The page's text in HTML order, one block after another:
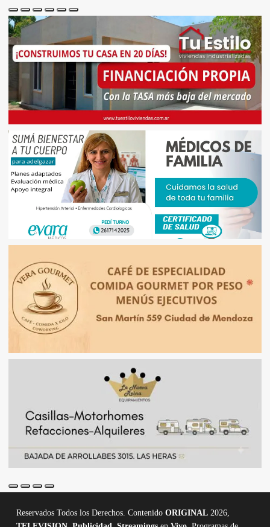
Reservados Todos los Derechos. Contenido ORIGINAL2026,